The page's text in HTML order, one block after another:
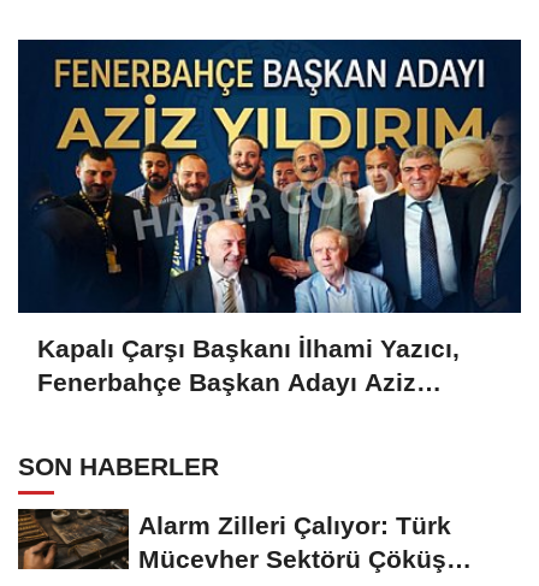
Kapalı Çarşı Başkanı İlhami Yazıcı,
Fenerbahçe Başkan Adayı Aziz
SON HABERLER
Alarm Zilleri Çalıyor: Türk
Mücevher Sektörü Çöküş